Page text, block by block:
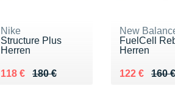
Nike
Structure Plus
Herren
180 €
Au lieu de 180 €
118 €
Vendu 118 €
New
FuelCell
Herren
160 €
Au lieu de
122 €
Vendu 122 €